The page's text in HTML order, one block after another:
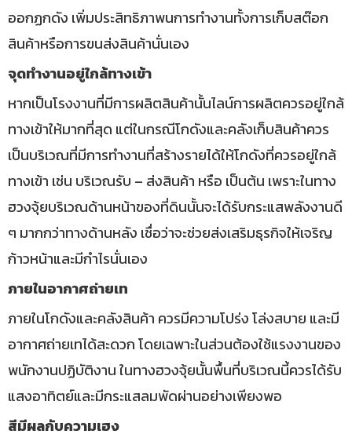
ออกฏกดัง เพิ่มประสิทธิภาพนการทำงานทั้งการเก็บสต๊อก
สินค้าหรือการขนส่งสินค้านั่นเอง
จุดทำงานอยู่ใกล้ทางเข้า
หากเป็นโรงงานที่มีการผลิตสินค้านั้นไลน์การผลิตควรอยู่ใกล้
ทางเข้าให้มากที่สุด แต่ในกรณีโกดังและคลังเก็บสินค้าควร
เป็นบริเวณที่มีการทำงานที่สร้างรายได้ให้โกดังที่ควรอยู่ใกล้
ทางเข้า เช่น บริเวณรับ – ส่งสินค้า หรือ เป็นต้น เพราะในทาง
ฮวงจุ้ยบริเวณด้านหน้าของที่ดินนั้นจะได้รับกระแสพลังงานดี
ๆ มากกว่าทางด้านหลัง เชื่อว่าจะช่วยส่งเสริมธุรกิจให้เจริญ
ก้าวหน้าและมีกำไรนั่นเอง
ภายในอากาศถ่ายเท
ภายในโกดังและคลังสินค้า ควรมีความโปร่ง โล่งสบาย และมี
อากาศถ่ายเทได้สะดวก โดยเฉพาะในส่วนต้องใช้แรงงานของ
พนักงานปฏิบัติงาน ในทางฮวงจุ้ยนั้นพื้นที่บริเวณนี้ควรได้รับ
แสงอาทิตย์และมีกระแสลมพัดผ่านอย่างเพียงพอ
สีมีผลกับความเฮง